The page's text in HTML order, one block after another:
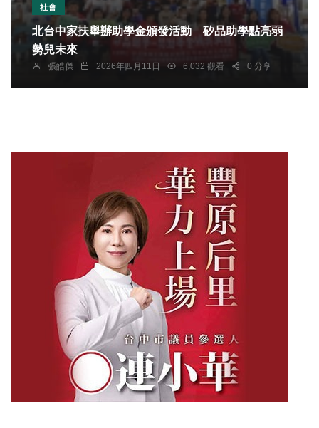
社會
北台中家扶舉辦助學金頒發活動 矽品助學點亮弱
勢兒未來
張皓傑 2026年四月11日 6,032 觀看 0 分享